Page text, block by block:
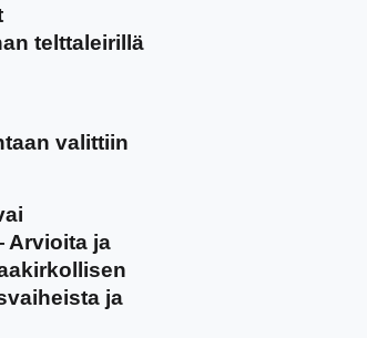
telttaleirillä
valittiin
Arvioita ja
ja